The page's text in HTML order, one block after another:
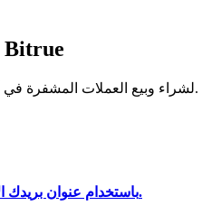
شراء العملات المشفرة مع Bitrue
لشراء وبيع العملات المشفرة في أكثر بورصة آمنة.
قم بالتسجيل في Bitrue باستخدام عنوان بريدك الإلكتروني.